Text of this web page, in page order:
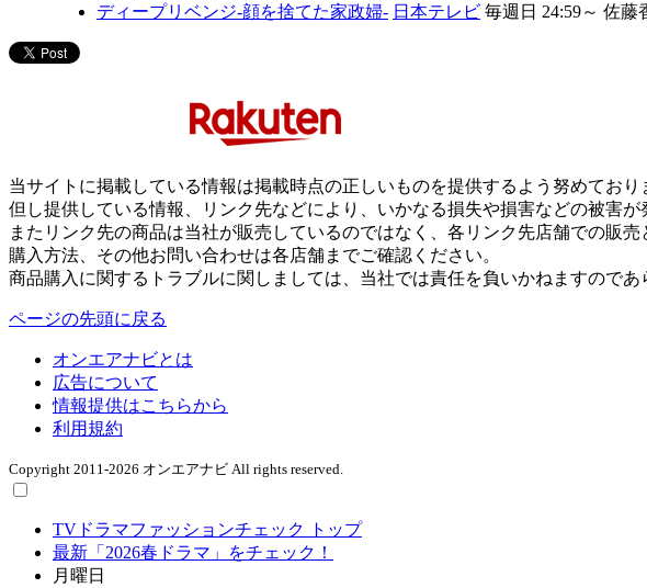
ディープリベンジ-顔を捨てた家政婦- 日本テレビ 毎週日 24:59～ 佐藤
当サイトに掲載している情報は掲載時点の正しいものを提供するよう努めており
但し提供している情報、リンク先などにより、いかなる損失や損害などの被害
またリンク先の商品は当社が販売しているのではなく、各リンク先店舗での販売
購入方法、その他お問い合わせは各店舗までご確認ください。
商品購入に関するトラブルに関しましては、当社では責任を負いかねますのであ
ページの先頭に戻る
オンエアナビとは
広告について
情報提供はこちらから
利用規約
Copyright 2011-2026 オンエアナビ All rights reserved.
TVドラマファッションチェック トップ
最新「2026春ドラマ」をチェック！
月曜日